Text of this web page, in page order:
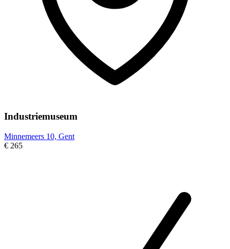
Industriemuseum
Minnemeers 10, Gent
€ 265